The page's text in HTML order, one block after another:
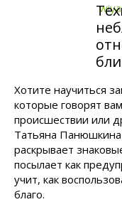
Хотите научиться
которые говорят
происшествии или
Татьяна Панюшкина
раскрывает
посылает как
учит, как
благо.